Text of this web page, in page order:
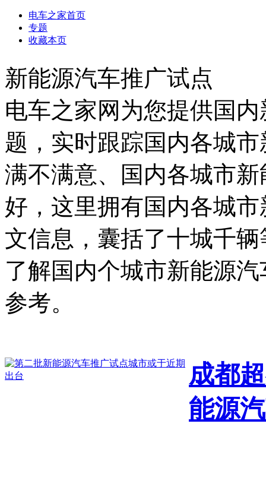
电车之家首页
专题
收藏本页
新能源汽车推广试点
电车之家网为您提供国
题，实时跟踪国内各城
满不满意、国内各城市
好，这里拥有国内各城
文信息，囊括了十城千
了解国内个城市新能源
参考。
成都
能源